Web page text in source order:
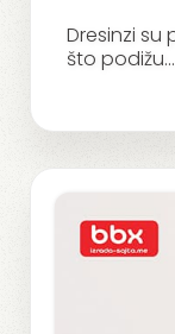
Dresinzi
što podižu...